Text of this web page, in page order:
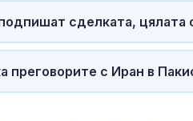
сделката,
с Иран в